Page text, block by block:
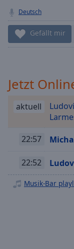
Remaining
Time-
Chapters
Chapters
off,
selected
Deutsch
Gefällt mir
Jetzt
aktuell
22:57
22:52
Musik-Bar